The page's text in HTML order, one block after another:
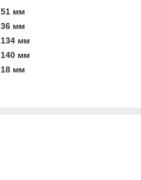
51 мм
36 мм
134 мм
140 мм
18 мм